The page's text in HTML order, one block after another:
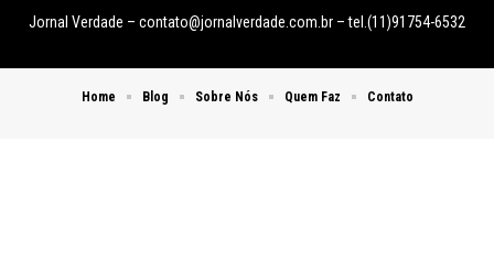
Jornal Verdade – contato@jornalverdade.com.br – tel.(11)91754-6532
Home Blog Sobre Nós Quem Faz Contato